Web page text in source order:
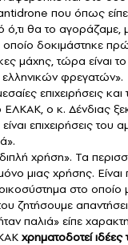
που όπως είπε
ό,τι θα το αγοράζαμε,
δοκιμάστηκε
μάχης, τώρα είναι το
φρεγατών».
επιχειρήσεις
ο κ. Δένδιας
επιχειρήσεις του
χρήση». Τα
μιας χρήσης.
στο οποίο
ζητήσουμε
παλιά» είπε
χρηματοδοτεί